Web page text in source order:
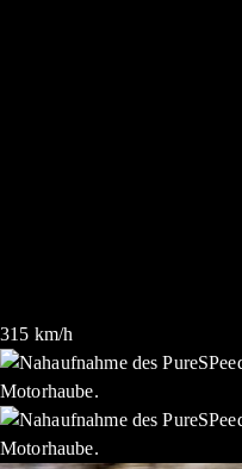
315 km/h